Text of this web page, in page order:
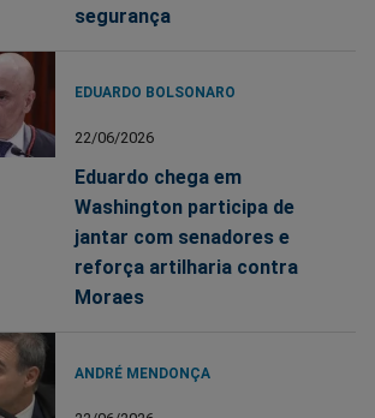
segurança
EDUARDO BOLSONARO
22/06/2026
Eduardo chega em
Washington participa de
jantar com senadores e
reforça artilharia contra
Moraes
ANDRÉ MENDONÇA